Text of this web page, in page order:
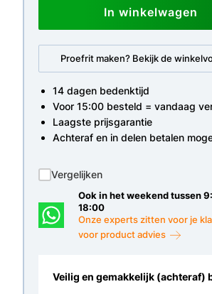
In winkelwagen
Proefrit maken? Bekijk de
14 dagen bedenktijd
Voor 15:00 besteld = vandaag
Laagste prijsgarantie
Achteraf en in delen betalen
Vergelijken
Ook in het weekend tussen
18:00
Onze experts zitten voor je
voor product advies
Veilig en gemakkelijk (achteraf)